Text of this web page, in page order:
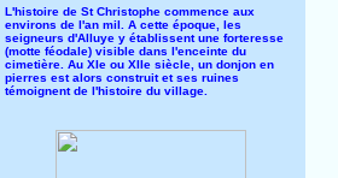
L'histoire de St Christophe commence aux
environs de l'an mil. A cette époque, les
seigneurs d'Alluye y établissent une forteresse
(motte féodale) visible dans l'enceinte du
cimetière. Au XIe ou XIIe siècle, un donjon en
pierres est alors construit et ses ruines
témoignent de l'histoire du village.